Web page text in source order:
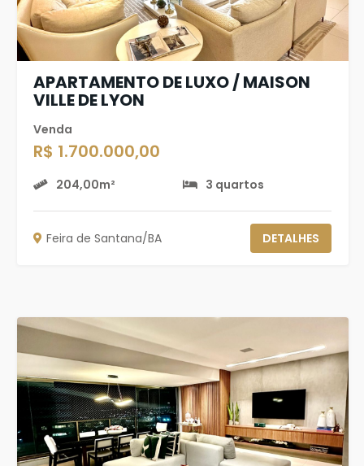
APARTAMENTO DE LUXO / MAISON
VILLE DE LYON
Venda
R$ 1.700.000,00
204,00m² 3 quartos
Feira de Santana/BA DETALHES